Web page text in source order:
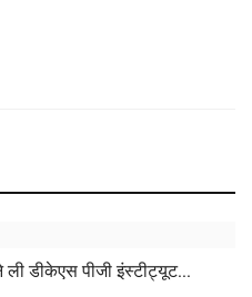
डीकेएस पीजी इंस्टीट्यूट...